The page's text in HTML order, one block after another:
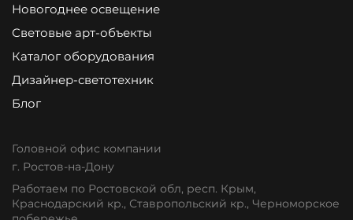
Новогоднее освещение
Световые арт-объекты
Каталог оборудования
Дизайнер-светотехник
Блог
Головной офис компании
г. Ростов-на-Дону
Работаем по Ростовской обл, респ. Крым,
Краснодарский кр., Ставропольский кр., Черноморское